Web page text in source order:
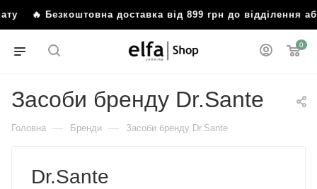
🔥 Безкоштовна доставка від 899 грн до відділення
0
Засоби бренду Dr.Sante
Головна — Бренди — Засоби бренду Dr.Sante
Dr.Sante